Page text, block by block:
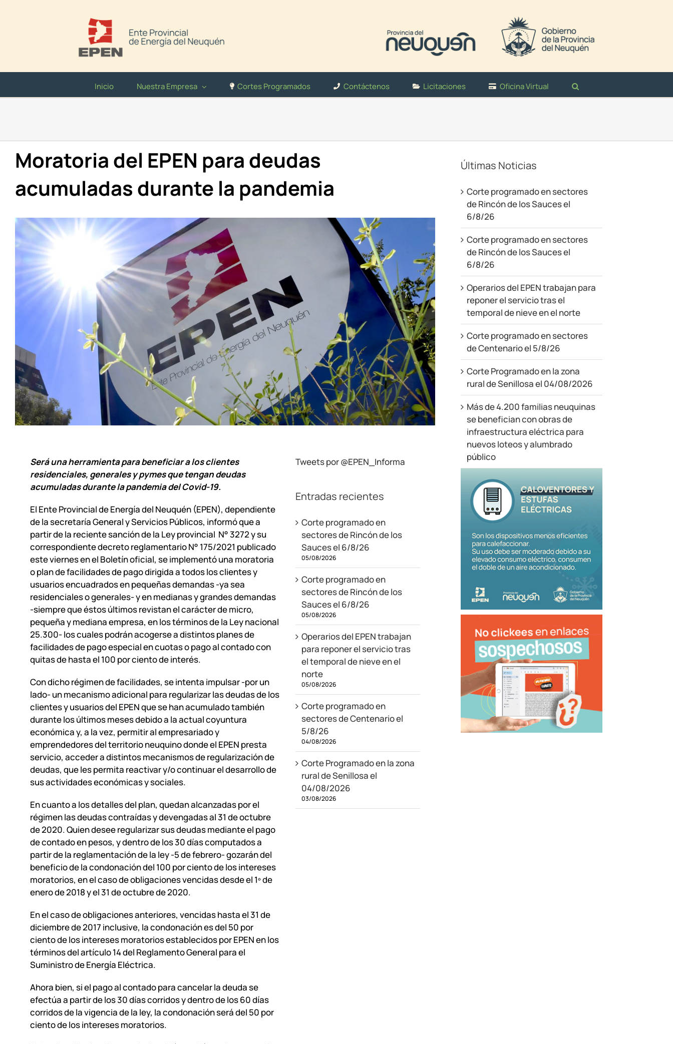
Inicio Nuestra Empresa Cortes Programados Contáctenos Licitaciones Oficina Virtual
Moratoria del EPEN para deudas
acumuladas durante la pandemia
Será una herramienta para beneficiar a los clientes
residenciales, generales y pymes que tengan deudas
acumuladas durante la pandemia del Covid-19.
El Ente Provincial de Energía del Neuquén (EPEN), dependiente
de la secretaría General y Servicios Públicos, informó que a
partir de la reciente sanción de la Ley provincial N° 3272 y su
correspondiente decreto reglamentario N° 175/2021 publicado
este viernes en el Boletín oficial, se implementó una moratoria
o plan de facilidades de pago dirigida a todos los clientes y
usuarios encuadrados en pequeñas demandas -ya sea
residenciales o generales- y en medianas y grandes demandas
-siempre que éstos últimos revistan el carácter de micro,
pequeña y mediana empresa, en los términos de la Ley nacional
25.300- los cuales podrán acogerse a distintos planes de
facilidades de pago especial en cuotas o pago al contado con
quitas de hasta el 100 por ciento de interés.
Con dicho régimen de facilidades, se intenta impulsar -por un
lado- un mecanismo adicional para regularizar las deudas de los
clientes y usuarios del EPEN que se han acumulado también
durante los últimos meses debido a la actual coyuntura
económica y, a la vez, permitir al empresariado y
emprendedores del territorio neuquino donde el EPEN presta
servicio, acceder a distintos mecanismos de regularización de
deudas, que les permita reactivar y/o continuar el desarrollo de
sus actividades económicas y sociales.
En cuanto a los detalles del plan, quedan alcanzadas por el
régimen las deudas contraídas y devengadas al 31 de octubre
de 2020. Quien desee regularizar sus deudas mediante el pago
de contado en pesos, y dentro de los 30 días computados a
partir de la reglamentación de la ley -5 de febrero- gozarán del
beneficio de la condonación del 100 por ciento de los intereses
moratorios, en el caso de obligaciones vencidas desde el 1º de
enero de 2018 y el 31 de octubre de 2020.
En el caso de obligaciones anteriores, vencidas hasta el 31 de
diciembre de 2017 inclusive, la condonación es del 50 por
ciento de los intereses moratorios establecidos por EPEN en los
términos del artículo 14 del Reglamento General para el
Suministro de Energía Eléctrica.
Ahora bien, si el pago al contado para cancelar la deuda se
efectúa a partir de los 30 días corridos y dentro de los 60 días
corridos de la vigencia de la ley, la condonación será del 50 por
ciento de los intereses moratorios.
Tweets por @EPEN_Informa
Entradas recientes
Corte programado en
sectores de Rincón de los
Sauces el 6/8/26
05/08/2026
Corte programado en
sectores de Rincón de los
Sauces el 6/8/26
05/08/2026
Operarios del EPEN trabajan
para reponer el servicio tras
el temporal de nieve en el
norte
05/08/2026
Corte programado en
sectores de Centenario el
5/8/26
04/08/2026
Corte Programado en la zona
rural de Senillosa el
04/08/2026
03/08/2026
Últimas Noticias
Corte programado en sectores
de Rincón de los Sauces el
6/8/26
Corte programado en sectores
de Rincón de los Sauces el
6/8/26
Operarios del EPEN trabajan para
reponer el servicio tras el
temporal de nieve en el norte
Corte programado en sectores
de Centenario el 5/8/26
Corte Programado en la zona
rural de Senillosa el 04/08/2026
Más de 4.200 familias neuquinas
se benefician con obras de
infraestructura eléctrica para
nuevos loteos y alumbrado
público